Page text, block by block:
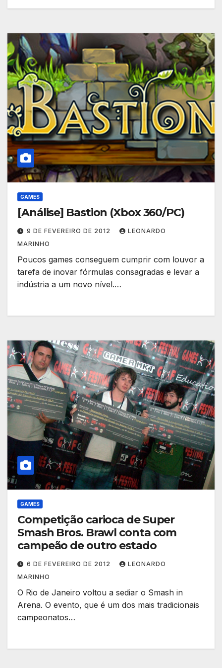
GAMES
[Análise] Bastion (Xbox 360/PC)
9 DE FEVEREIRO DE 2012
LEONARDO
MARINHO
Poucos games conseguem cumprir com louvor a
tarefa de inovar fórmulas consagradas e levar a
indústria a um novo nível.…
GAMES
Competição carioca de Super
Smash Bros. Brawl conta com
campeão de outro estado
6 DE FEVEREIRO DE 2012
LEONARDO
MARINHO
O Rio de Janeiro voltou a sediar o Smash in
Arena. O evento, que é um dos mais tradicionais
campeonatos…